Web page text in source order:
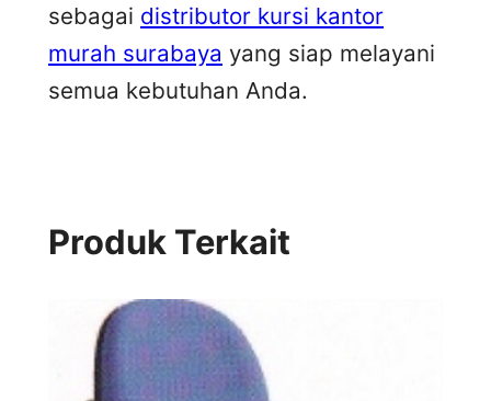
sebagai distributor kursi kantor
murah surabaya yang siap melayani
semua kebutuhan Anda.
Produk Terkait